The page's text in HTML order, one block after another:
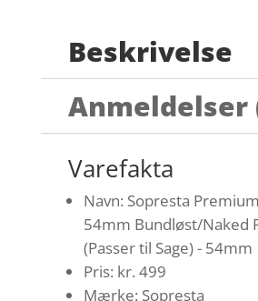
Beskrivelse
Anmeldelser
Varefakta
Navn: Sopresta
54mm Bundløst/Naked
(Passer til Sage) - 54mm
Pris: kr. 499
Mærke: Sopresta